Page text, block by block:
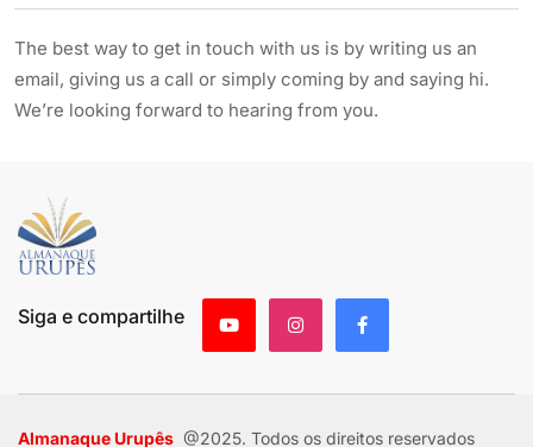
The best way to get in touch with us is by writing us an
email, giving us a call or simply coming by and saying hi.
We’re looking forward to hearing from you.
Siga e compartilhe
Almanaque Urupês @2025. Todos os direitos reservados